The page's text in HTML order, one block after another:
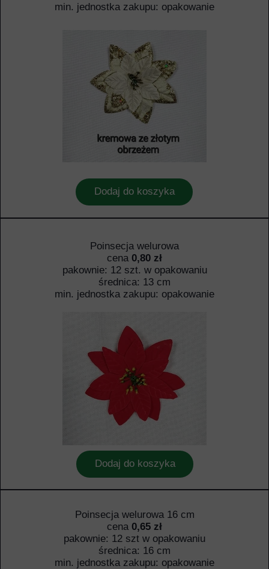
Dodaj do koszyka
min. jednostka zakupu: opakowanie
Dodaj do koszyka
Poinsecja welurowa
cena 0,80 zł
pakownie: 12 szt. w opakowaniu
średnica: 13 cm
min. jednostka zakupu: opakowanie
Poinsecja welurowa 16 cm
cena 0,65 zł
pakownie: 12 szt w opakowaniu
średnica: 16 cm
min. jednostka zakupu: opakowanie